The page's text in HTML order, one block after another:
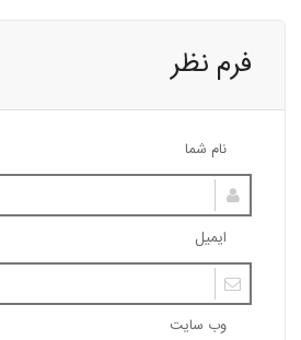
فرم نظر
نام شما
ایمیل
وب سایت